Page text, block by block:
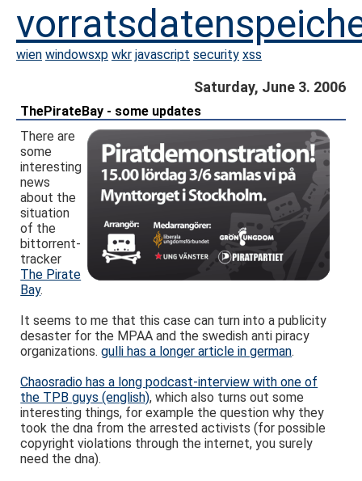
wien windowsxp wkr javascript security xss
Saturday, June 3. 2006
ThePirateBay - some updates
There are
some
interesting
news
about the
situation
of the
bittorrent-
tracker
The Pirate
Bay.
It seems to me that this case can turn into a publicity
desaster for the MPAA and the swedish anti piracy
organizations.gulli has a longer article in german.
Chaosradio has a long podcast-interview with one of
the TPB guys (english), which also turns out some
interesting things, for example the question why they
took the dna from the arrested activists (for possible
copyright violations through the internet, you surely
need the dna).